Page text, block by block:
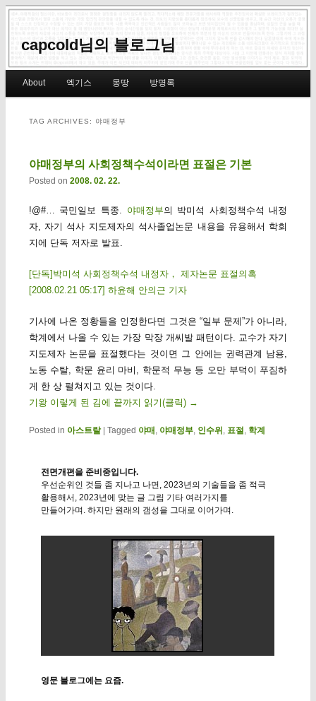
capcold님의 블로그님
Skip to primary content
Skip to secondary content
About 엑기스 몽땅 방명록
TAG ARCHIVES: 야매정부
야매정부의 사회정책수석이라면 표절은 기본
Posted on 2008. 02. 22.
!@#… 국민일보 특종. 야매정부의 박미석 사회정책수석 내정
자, 자기 석사 지도제자의 석사졸업논문 내용을 유용해서 학회
지에 단독 저자로 발표.
[단독]박미석 사회정책수석 내정자， 제자논문 표절의혹
[2008.02.21 05:17] 하윤해 안의근 기자
기사에 나온 정황들을 인정한다면 그것은 “일부 문제”가 아니라,
학계에서 나올 수 있는 가장 막장 개씨발 패턴이다. 교수가 자기
지도제자 논문을 표절했다는 것이면 그 안에는 권력관계 남용,
노동 수탈, 학문 윤리 마비, 학문적 무능 등 오만 부덕이 푸짐하
게 한 상 펼쳐지고 있는 것이다.
기왕 이렇게 된 김에 끝까지 읽기(클릭) →
Posted in 아스트랄 Tagged 야매 , 야매정부, 인수위 , 표절, 학계
전면개편을 준비중입니다.
우선순위인 것들 좀 지나고 나면, 2023년의 기술들을 좀 적극
활용해서, 2023년에 맞는 글 그림 기타 여러가지를
만들어가며. 하지만 원래의 갬성을 그대로 이어가며.
영문 블로그에는 요즘.